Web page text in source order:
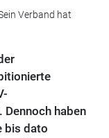
Verband hat
haben
bis dato